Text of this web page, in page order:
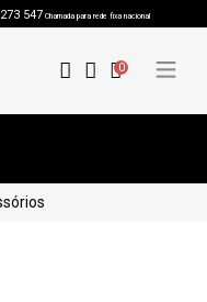
547 Chamada para rede fixa nacional
0